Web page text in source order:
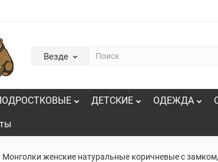
Везде
ДЕТСКИЕ ОДЕЖДА
Монголки женские натуральные коричневые с